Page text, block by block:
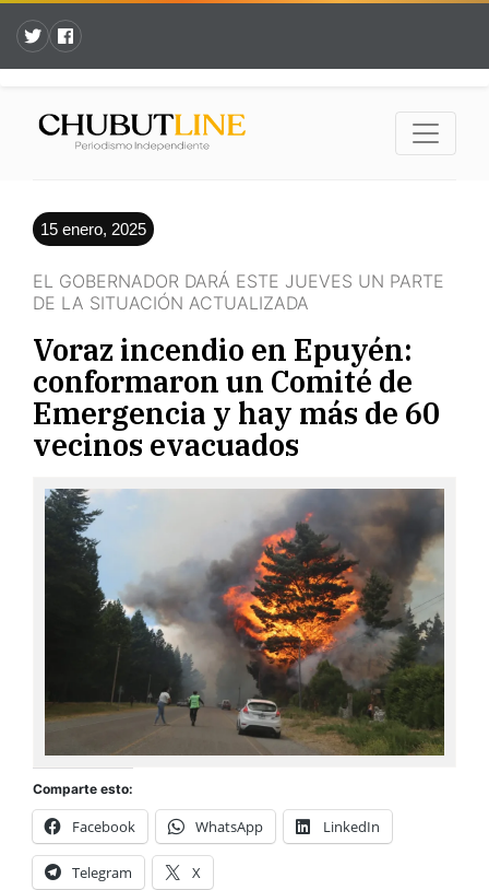
15 enero, 2025
EL GOBERNADOR DARÁ ESTE JUEVES UN PARTE
DE LA SITUACIÓN ACTUALIZADA
Voraz incendio en Epuyén:
conformaron un Comité de
Emergencia y hay más de 60
vecinos evacuados
Comparte esto:
Facebook WhatsApp LinkedIn
Telegram X